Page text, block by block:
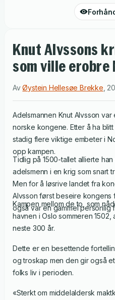
Knut Alvssons
som ville erobre
AvØystein Hellesøe Brekke
Adelsmannen Knut Alvsson
norske kongene. Etter å ha
stadig flere viktige embeter i
opp kampen.
Tidlig på 1500-tallet allierte
adelsmenn i en krig som snart
Men for å løsrive landet fra
Alvsson først beseire kongens
også var en gammel personlig
Kampen mellom de to, som
havnen i Oslo sommeren
neste 300 år.
Dette er en besettende
og troskap men den gir også
folks liv i perioden.
«Sterkt om middelaldersk